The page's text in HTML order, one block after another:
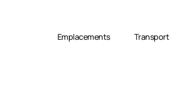
Emplacements Transport